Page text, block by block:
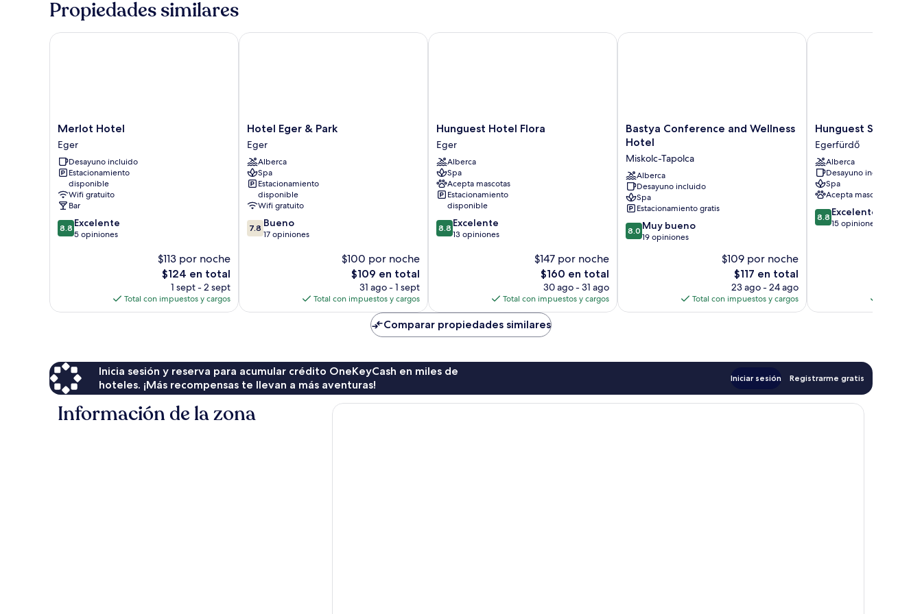
Propiedades similares
Merlot
Hotel
Eger
Merlot Hotel
Eger
Desayuno incluido
Estacionamiento
disponible
Wifi gratuito
Bar
8.8
de
8.8 Excelente
5 opiniones
$113 por noche
El
precio
actual
es
$124 en total
1 sept - 2 sept
Total con impuestos y cargos
Merlot Hotel
Hotel
Eger
&
Park
Eger
Hotel Eger & Park
Eger
Alberca
Spa
Estacionamiento
disponible
Wifi gratuito
7.8
de
7.8 Bueno
17 opiniones
$100 por noche
El
precio
actual
es
$109 en total
31 ago - 1 sept
Total con impuestos y cargos
Hotel Eger & Park
Hunguest
Hotel
Flora
Eger
Hunguest Hotel Flora
Eger
Alberca
Spa
Acepta mascotas
Estacionamiento
disponible
8.8
de
8.8 Excelente
13 opiniones
$147 por noche
El
precio
actual
es
de
$160
$160 en total
30 ago - 31 ago
Total con impuestos y cargos
Hunguest Hotel Flora
Bastya
Conference
Wellness
Hotel
Miskolc-
Tapolca
Bastya Conference and Wellness
Hotel
Miskolc-Tapolca
Alberca
Desayuno incluido
Spa
Estacionamiento gratis
8.0
de
8.0 Muy bueno
19 opiniones
$109 por noche
El
precio
actual
es
$117 en total
23 ago - 24 ago
Total con impuestos y cargos
Bastya Conference and Wellness Hotel
Hunguest
Saliris
Egerfürdő
Hunguest Saliris
Egerfürdő
Alberca
Desayuno incluido
Spa
Acepta mascotas
8.8
de
8.8 Excelente
15 opiniones
Hunguest Saliris
Comparar propiedades similares
Inicia sesión y reserva para acumular crédito OneKeyCash en miles de
hoteles. ¡Más recompensas te llevan a más aventuras!
Iniciar sesión Registrarme gratis
Información de la zona